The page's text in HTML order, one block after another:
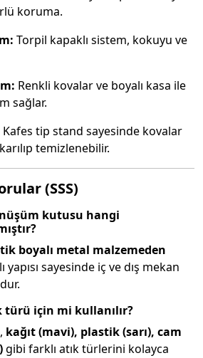
koruma.
Torpil kapaklı sistem, kokuyu ve
Renkli kovalar ve boyalı kasa ile
sağlar.
Kafes tip stand sayesinde kovalar
temizlenebilir.
(SSS)
kutusu hangi
boyalı metal malzemeden
yapısı sayesinde iç ve dış mekan
türü için mi kullanılır?
kağıt (mavi), plastik (sarı), cam
gibi farklı atık türlerini kolayca